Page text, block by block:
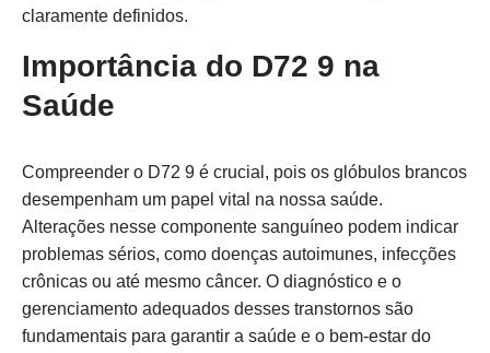
claramente definidos.
Importância do D72 9 na
Saúde
Compreender o D72 9 é crucial, pois os glóbulos brancos
desempenham um papel vital na nossa saúde.
Alterações nesse componente sanguíneo podem indicar
problemas sérios, como doenças autoimunes, infecções
crônicas ou até mesmo câncer. O diagnóstico e o
gerenciamento adequados desses transtornos são
fundamentais para garantir a saúde e o bem-estar do